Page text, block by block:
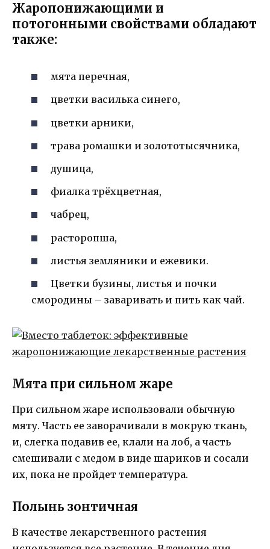
Жаропонижающими и
потогонными свойствами обладают
также:
мята перечная,
цветки василька синего,
цветки арники,
трава ромашки и золототысячника,
душица,
фиалка трёхцветная,
чабрец,
расторопша,
листья земляники и ежевики.
Цветки бузины, листья и почки
смородины – заваривать и пить как чай.
Мята при сильном жаре
При сильном жаре использовали обычную
мяту. Часть ее заворачивали в мокрую ткань,
и, слегка подавив ее, клали на лоб, а часть
смешивали с медом в виде шариков и сосали
их, пока не пройдет температура.
Полынь зонтичная
В качестве лекарственного растения